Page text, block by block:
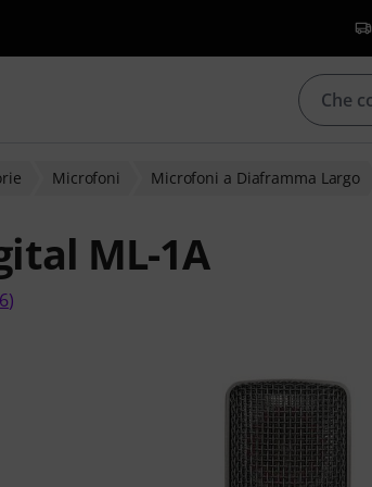
Microfoni Microfoni a Diaframma Largo
ML-1A
su 5 stelle su 6 valutazioni dei clienti
6)